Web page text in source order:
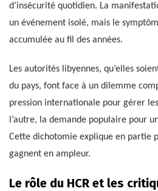
d’insécurité quotidien. La
un événement isolé, mais le
accumulée au fil des années.
Les autorités libyennes, qu’elles
du pays, font face à un dilemme
pression internationale pour gérer
l’autre, la demande populaire pour
Cette dichotomie explique en partie
gagnent en ampleur.
Le rôle du HCR et les